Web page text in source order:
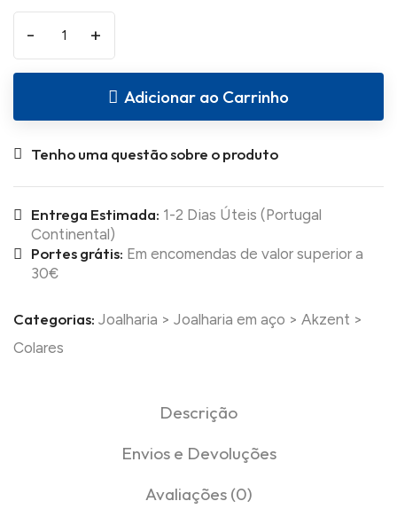
- +
Adicionar ao Carrinho
Tenho uma questão sobre o produto
Entrega Estimada: 1-2 Dias Úteis (Portugal
Continental)
Portes grátis: Em encomendas de valor superior a
30€
Categorias: Joalharia > Joalharia em aço > Akzent >
Colares
Descrição
Envios e Devoluções
Avaliações (0)